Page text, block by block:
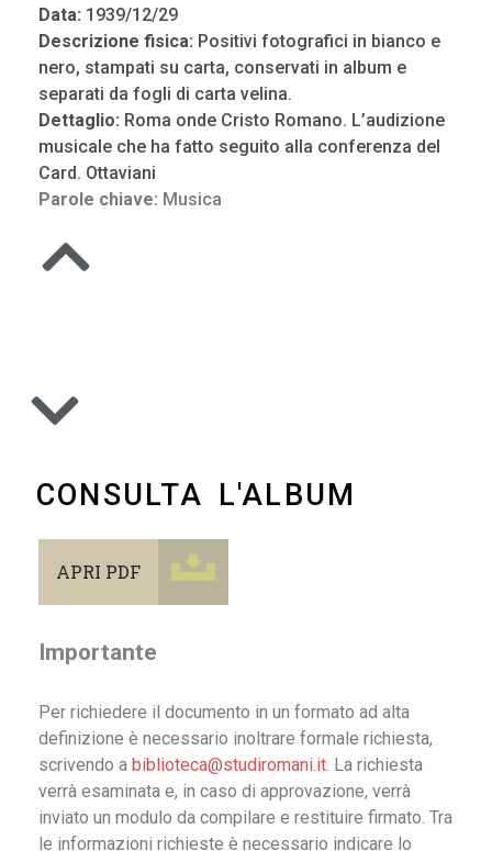
Data: 1939/12/29
Descrizione fisica: Positivi fotografici in bianco e
nero, stampati su carta, conservati in album e
separati da fogli di carta velina.
Dettaglio: Roma onde Cristo Romano. L’audizione
musicale che ha fatto seguito alla conferenza del
Card. Ottaviani
Parole chiave: Musica
CONSULTA L'ALBUM
APRI PDF
Importante
Per richiedere il documento in un formato ad alta
definizione è necessario inoltrare formale richiesta,
scrivendo a biblioteca@studiromani.it. La richiesta
verrà esaminata e, in caso di approvazione, verrà
inviato un modulo da compilare e restituire firmato. Tra
le informazioni richieste è necessario indicare lo